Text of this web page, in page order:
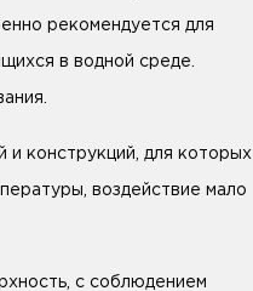
рекомендуется для
в водной среде.
и конструкций, для которых
воздействие мало
с соблюдением